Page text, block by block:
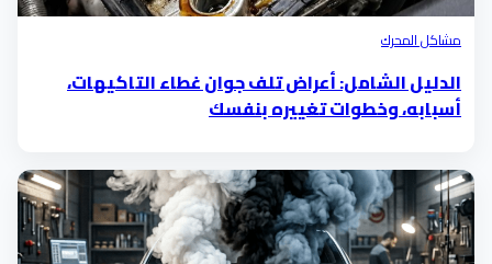
مشاكل المحرك
الدليل الشامل: أعراض تلف جوان غطاء التاكيهات،
أسبابه، وخطوات تغييره بنفسك